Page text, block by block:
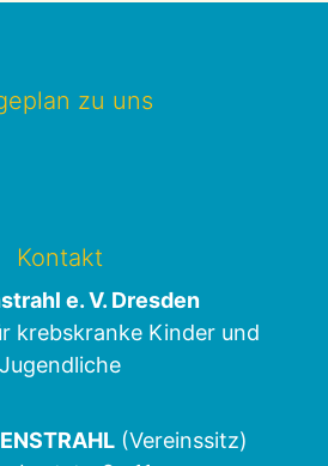
zu uns
Kontakt
e. V. Dresden
krebskranke Kinder und
Jugendliche
(Vereinssitz)